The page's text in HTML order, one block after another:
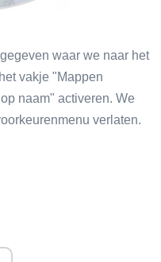
waar we naar het
vakje "Mappen
naam" activeren. We
verlaten.